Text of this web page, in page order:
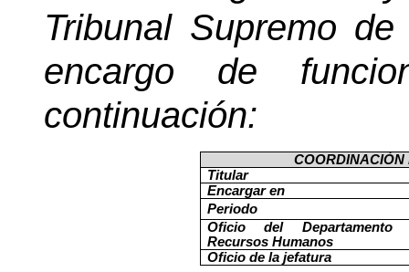
Tribunal Supremo
encargo de
continuación:
COORDINACIÓN
Titular
Encargar en
Periodo
Oficio del Departamento
Recursos Humanos
Oficio de la jefatura